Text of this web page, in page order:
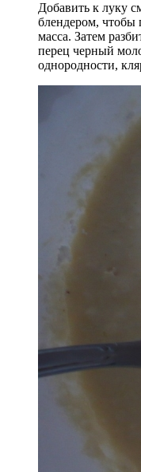
Добавить к луку
блендером, чтобы
масса. Затем
перец черный
однородности,